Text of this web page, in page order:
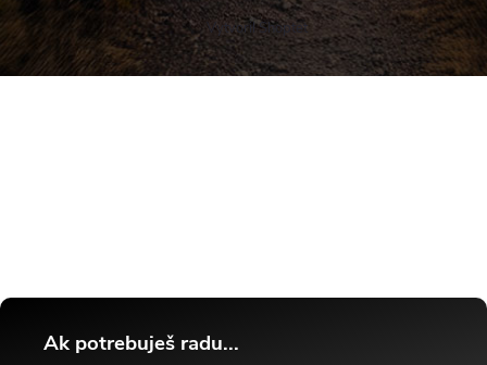
Vytvoril Shoptet
Ak potrebuješ radu...